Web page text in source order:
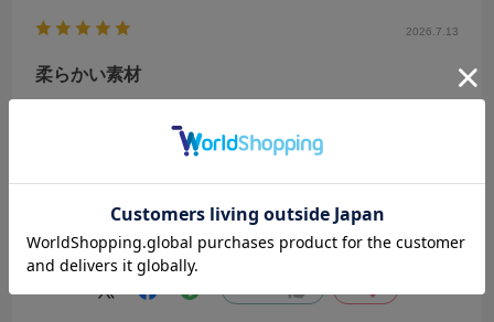
2026.7.13
柔らかい素材
no name
柔らかいちょうど良い生地で夏でも履き心地が良かった。